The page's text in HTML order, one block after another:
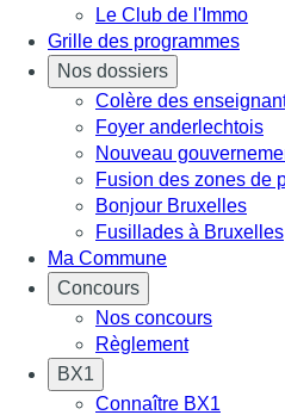
Le Club de l'Immo
Grille des programmes
Nos dossiers
Colère des
Foyer anderlechtois
Nouveau
Fusion des zones de
Bonjour Bruxelles
Fusillades à Bruxelles
Ma Commune
Concours
Nos concours
Règlement
BX1
Connaître BX1